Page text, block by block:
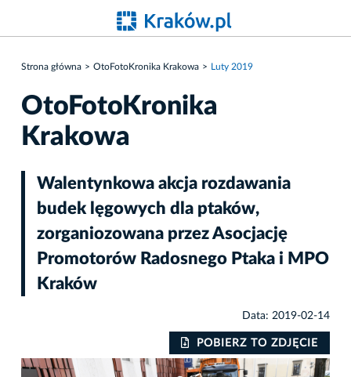
Strona główna OtoFotoKronika Krakowa Luty 2019
OtoFotoKronika
Krakowa
Walentynkowa akcja rozdawania
budek lęgowych dla ptaków,
zorganiozowana przez Asocjację
Promotorów Radosnego Ptaka i MPO
Kraków
Data: 2019-02-14
POBIERZ TO ZDJĘCIE